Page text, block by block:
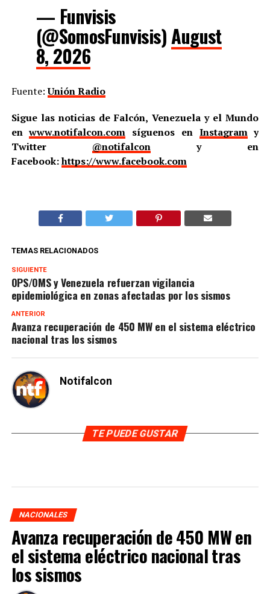
— Funvisis
(@SomosFunvisis) August
8, 2026
Fuente:Unión Radio
Sigue las noticias de Falcón, Venezuela y el Mundo
enwww.notifalcon.com síguenos en Instagramy
Twitter @notifalcony en
Facebook:https://www.facebook.com
TEMAS RELACIONADOS
SIGUIENTE
OPS/OMS y Venezuela refuerzan vigilancia
epidemiológica en zonas afectadas por los sismos
ANTERIOR
Avanza recuperación de 450 MW en el sistema eléctrico
nacional tras los sismos
Notifalcon
TE PUEDE GUSTAR
NACIONALES
Avanza recuperación de 450 MW en
el sistema eléctrico nacional tras
los sismos